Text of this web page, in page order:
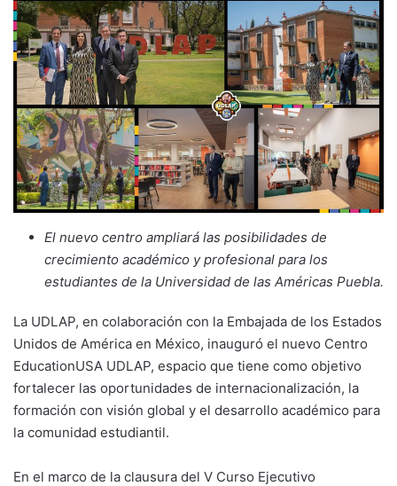
El nuevo centro ampliará las posibilidades de
crecimiento académico y profesional para los
estudiantes de la Universidad de las Américas Puebla.
La UDLAP, en colaboración con la Embajada de los Estados
Unidos de América en México, inauguró el nuevo Centro
EducationUSA UDLAP, espacio que tiene como objetivo
fortalecer las oportunidades de internacionalización, la
formación con visión global y el desarrollo académico para
la comunidad estudiantil.
En el marco de la clausura del V Curso Ejecutivo